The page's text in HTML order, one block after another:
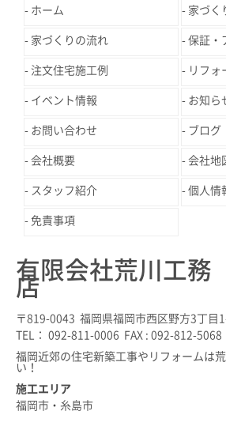
ホーム 家づく
家づくりの流れ 保証・
注文住宅施工例 リフォ
イベント情報 お知ら
お問い合わせ ブログ
会社概要 会社地
スタッフ紹介 個人情
免責事項
有限会社荒川工務
店
〒819-0043 福岡県福岡市西区野方3丁目
TEL： 092-811-0006 FAX : 092-812-5068
福岡近郊の住宅新築工事やリフォームは
い！
施工エリア
福岡市・糸島市